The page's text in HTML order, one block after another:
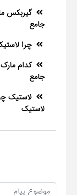
گیربکس
جامع
چرا
کدام
جامع
لاستیک
لاستیک